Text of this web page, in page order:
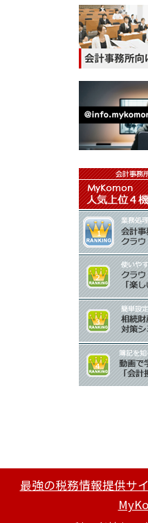
最強の税務情報提供